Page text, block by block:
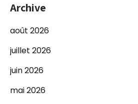
Archive
août 2026
juillet 2026
juin 2026
mai 2026